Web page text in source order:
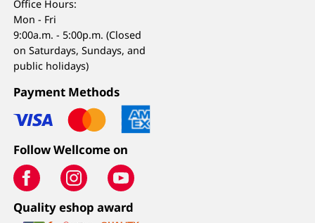
Office Hours:
Mon - Fri
9:00a.m. - 5:00p.m. (Closed
on Saturdays, Sundays, and
public holidays)
Payment Methods
Follow Wellcome on
Quality eshop award